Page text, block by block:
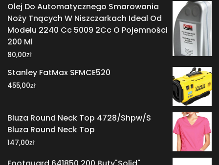
Olej Do Automatycznego Smarowania
Noży Tnących W Niszczarkach Ideal Od
Modelu 2240 Cc 5009 2Cc O Pojemności
200 Ml
80,00zł
Stanley FatMax SFMCE520
455,00zł
Bluza Round Neck Top 4728/Shpw/S
Bluza Round Neck Top
147,00zł